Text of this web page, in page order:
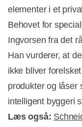
elementer i et
Behovet for
Ingvorsen fra det
Han vurderer, at
ikke bliver
produkter og låser
intelligent byggeri
Læs også: